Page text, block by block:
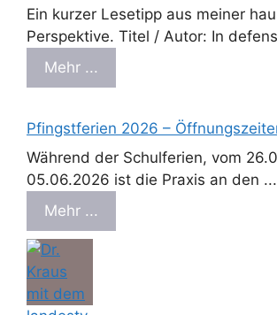
Ein kurzer Lesetipp aus meiner
Perspektive. Titel / Autor: In
Mehr ...
Pfingstferien 2026 –
Während der Schulferien, vom
05.06.2026 ist die Praxis an den ...
Mehr ...